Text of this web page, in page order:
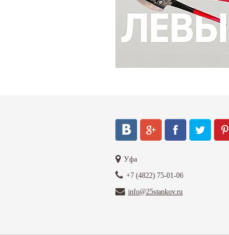
Уфа
+7 (4822) 75-01-06
info@25stankov.ru